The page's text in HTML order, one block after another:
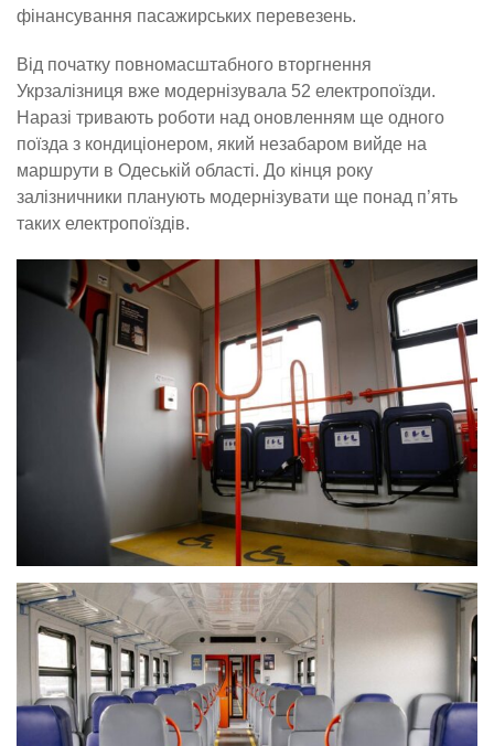
фінансування пасажирських перевезень.
Від початку повномасштабного вторгнення
Укрзалізниця вже модернізувала 52 електропоїзди.
Наразі тривають роботи над оновленням ще одного
поїзда з кондиціонером, який незабаром вийде на
маршрути в Одеській області. До кінця року
залізничники планують модернізувати ще понад п’ять
таких електропоїздів.